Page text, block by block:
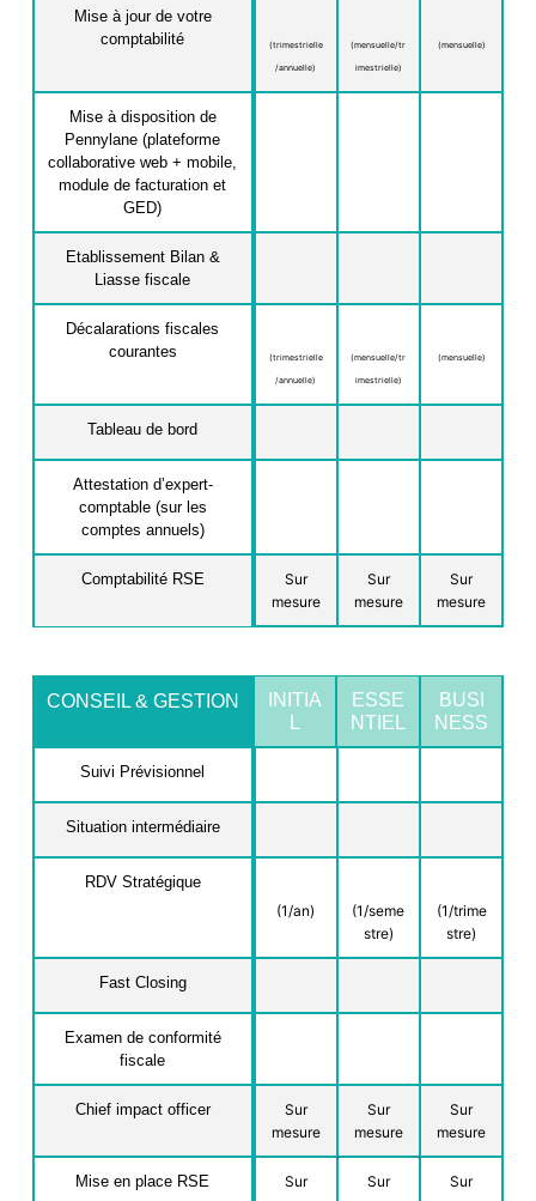
Mise à jour de votre
comptabilité
(trimestrielle
/annuelle)
(mensuelle/tr
imestrielle)
(mensuelle)
Mise à disposition de
Pennylane (plateforme
collaborative web + mobile,
module de facturation et
GED)
Etablissement Bilan &
Liasse fiscale
Décalarations fiscales
courantes
(trimestrielle
/annuelle)
(mensuelle/tr
imestrielle)
(mensuelle)
Tableau de bord
Attestation d’expert-
comptable (sur les
comptes annuels)
Comptabilité RSE
Sur
mesure
Sur
mesure
Sur
mesure
CONSEIL & GESTION
INITIA
ESSE
NTIEL
BUSI
NESS
Suivi Prévisionnel
Situation intermédiaire
RDV Stratégique
(1/an)
(1/seme
stre)
(1/trime
stre)
Fast Closing
Examen de conformité
fiscale
Chief impact officer
Sur
mesure
Sur
mesure
Sur
mesure
Mise en place RSE
Sur
Sur
Sur